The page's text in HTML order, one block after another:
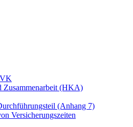
Zusammenarbeit (HKA)
(Anhang 7)
Versicherungszeiten